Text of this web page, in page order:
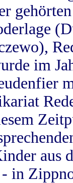
im
aus
in